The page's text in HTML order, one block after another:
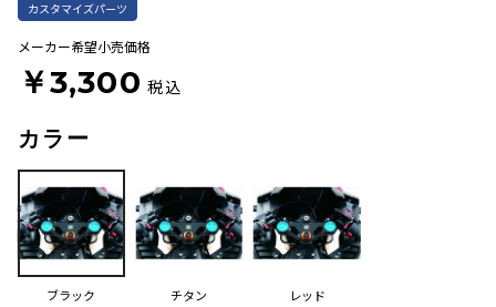
カスタマイズパーツ
メーカー希望小売価格
￥3,300 税込
カラー
ブラック チタン レッド